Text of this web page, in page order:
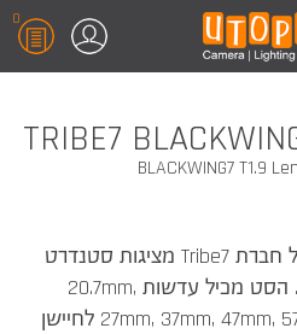
0
TRIBE7
BLACKWING7 T1.9
סט 8 עדשות Blackwing7 של חברת Tribe7 מציגות סטנדרט
חדש של איכות בצמצם T1.9. הסט מכיל עדשות 20.7mm,
27mm, 37mm, 47mm, 57mm, 77mm, 107mm, 137mm לחיישן